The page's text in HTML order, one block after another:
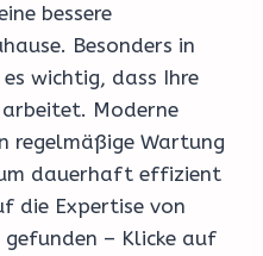
bessere
Besonders in
wichtig, dass Ihre
Moderne
regelmäßige Wartung
dauerhaft effizient
die Expertise von
gefunden – Klicke auf